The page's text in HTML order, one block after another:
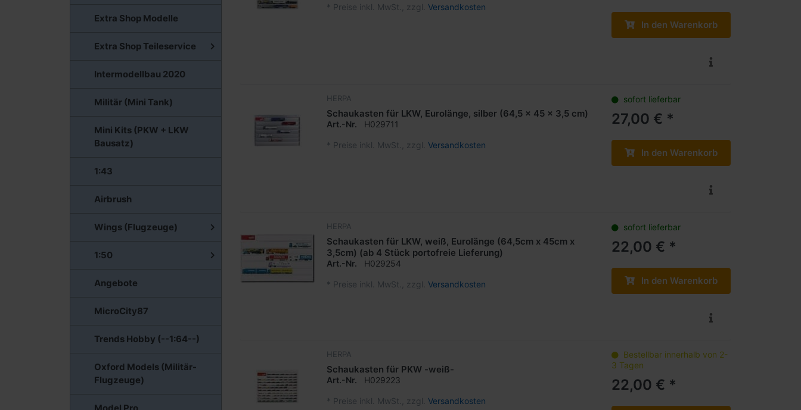
Extra Shop Modelle
Extra Shop Teileservice
Intermodellbau 2020
Militär (Mini Tank)
Mini Kits (PKW + LKW
Bausatz)
1:43
Airbrush
Wings (Flugzeuge)
1:50
Angebote
MicroCity87
Trends Hobby (--1:64--)
Oxford Models (Militär-
Flugzeuge)
* Preise inkl. MwSt., zzgl. Versandkosten
In den Warenkorb
HERPA
Schaukasten für LKW, Eurolänge, silber (64,5 x 45 x 3,5 cm)
Art.-Nr. H029711
* Preise inkl. MwSt., zzgl. Versandkosten
sofort lieferbar
27,00 € *
In den Warenkorb
HERPA
Schaukasten für LKW, weiß, Eurolänge (64,5cm x 45cm x
3,5cm) (ab 4 Stück portofreie Lieferung)
Art.-Nr. H029254
* Preise inkl. MwSt., zzgl. Versandkosten
sofort lieferbar
22,00 € *
In den Warenkorb
HERPA
Schaukasten für PKW -weiß-
Art.-Nr. H029223
* Preise inkl. MwSt., zzgl. Versandkosten
Bestellbar innerhalb von 2-
3 Tagen
22,00 € *